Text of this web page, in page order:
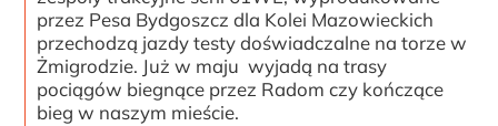
przez Pesa Bydgoszcz dla Kolei Mazowieckich
przechodzą jazdy testy doświadczalne na torze w
Żmigrodzie. Już w maju wyjadą na trasy
pociągów biegnące przez Radom czy kończące
bieg w naszym mieście.